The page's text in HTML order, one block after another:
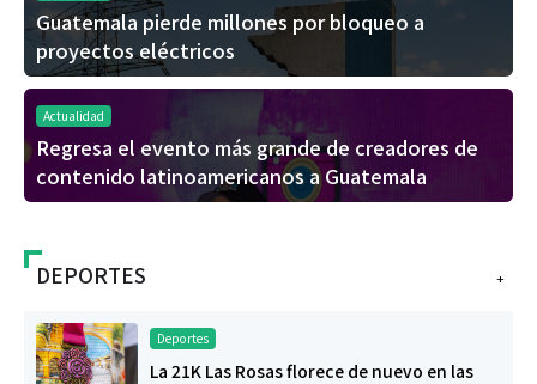
Guatemala pierde millones por bloqueo a
proyectos eléctricos
Actualidad
Regresa el evento más grande de creadores de
contenido latinoamericanos a Guatemala
+
DEPORTES
Deportes
La 21K Las Rosas florece de nuevo en las